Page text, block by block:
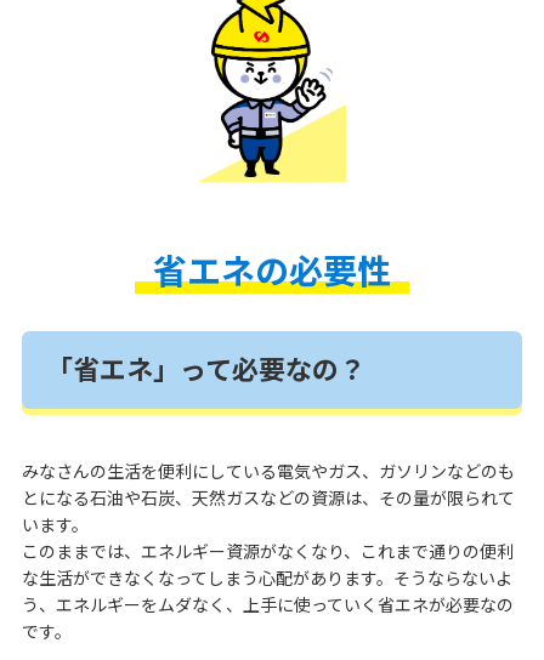
省エネの必要性
「省エネ」って必要なの？
みなさんの生活を便利にしている電気やガス、ガソリンなどのも
とになる石油や石炭、天然ガスなどの資源は、その量が限られて
います。
このままでは、エネルギー資源がなくなり、これまで通りの便利
な生活ができなくなってしまう心配があります。そうならないよ
う、エネルギーをムダなく、上手に使っていく省エネが必要なの
です。